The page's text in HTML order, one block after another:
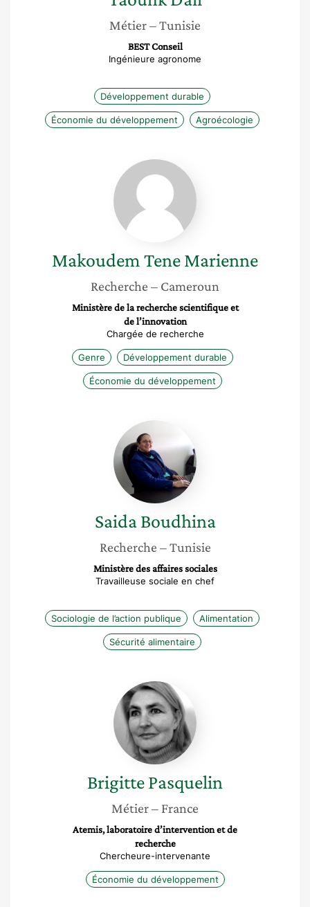
Métier– Tunisie
BEST Conseil
Ingénieure agronome
Développement durable
Économie du développement Agroécologie
Makoudem
Tene
Marienne
Makoudem TeneMarienne
Recherche – Cameroun
Ministère de la recherche scientifique et
de l’innovation
Chargée de recherche
Genre Développement durable
Économie du développement
Saida Boudhina
Recherche – Tunisie
Ministère des affaires sociales
Travailleuse sociale en chef
Sociologie de l’action publique Alimentation
Sécurité alimentaire
Brigitte
Pasquelin
BrigittePasquelin
Métier– France
Atemis, laboratoire d’intervention et de
recherche
Chercheure-intervenante
Économie du développement